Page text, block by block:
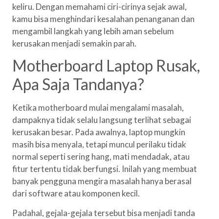
keliru. Dengan memahami ciri-cirinya sejak awal,
kamu bisa menghindari kesalahan penanganan dan
mengambil langkah yang lebih aman sebelum
kerusakan menjadi semakin parah.
Motherboard Laptop Rusak,
Apa Saja Tandanya?
Ketika motherboard mulai mengalami masalah,
dampaknya tidak selalu langsung terlihat sebagai
kerusakan besar. Pada awalnya, laptop mungkin
masih bisa menyala, tetapi muncul perilaku tidak
normal seperti sering hang, mati mendadak, atau
fitur tertentu tidak berfungsi. Inilah yang membuat
banyak pengguna mengira masalah hanya berasal
dari software atau komponen kecil.
Padahal, gejala-gejala tersebut bisa menjadi tanda